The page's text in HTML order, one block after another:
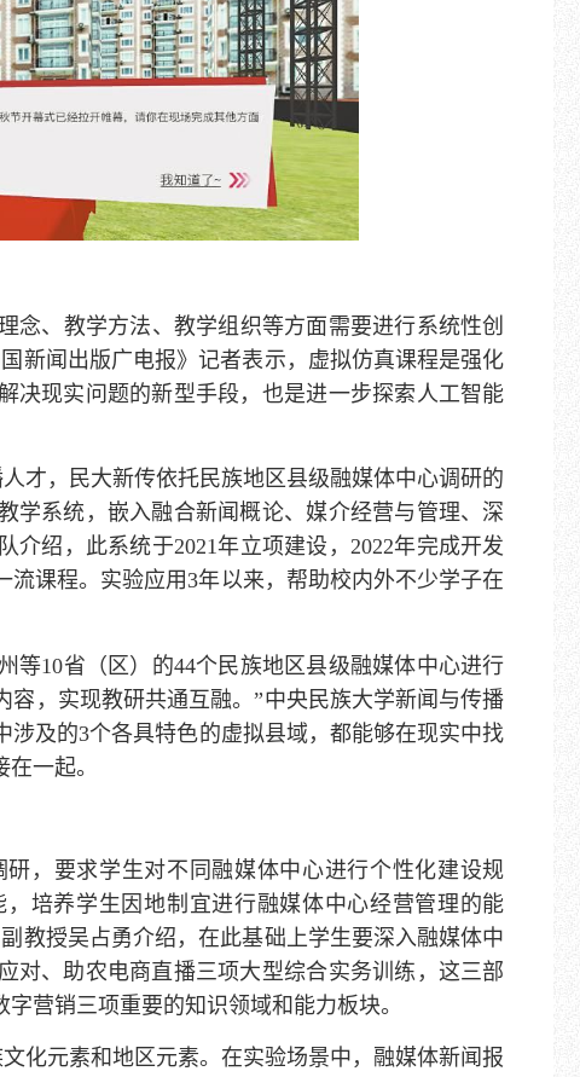
念、教学方法、教学组织等方面需要进行系统性创
新闻出版广电报》记者表示，虚拟仿真课程是强化
决现实问题的新型手段，也是进一步探索人工智能
才，民大新传依托民族地区县级融媒体中心调研的
学系统，嵌入融合新闻概论、媒介经营与管理、深
绍，此系统于2021年立项建设，2022年完成开发
流课程。实验应用3年以来，帮助校内外不少学子在
等10省（区）的44个民族地区县级融媒体中心进行
，实现教研共通互融。”中央民族大学新闻与传播
及的3个各具特色的虚拟县域，都能够在现实中找
一起。
，要求学生对不同融媒体中心进行个性化建设规
培养学生因地制宜进行融媒体中心经营管理的能
教授吴占勇介绍，在此基础上学生要深入融媒体中
对、助农电商直播三项大型综合实务训练，这三部
营销三项重要的知识领域和能力板块。
化元素和地区元素。在实验场景中，融媒体新闻报